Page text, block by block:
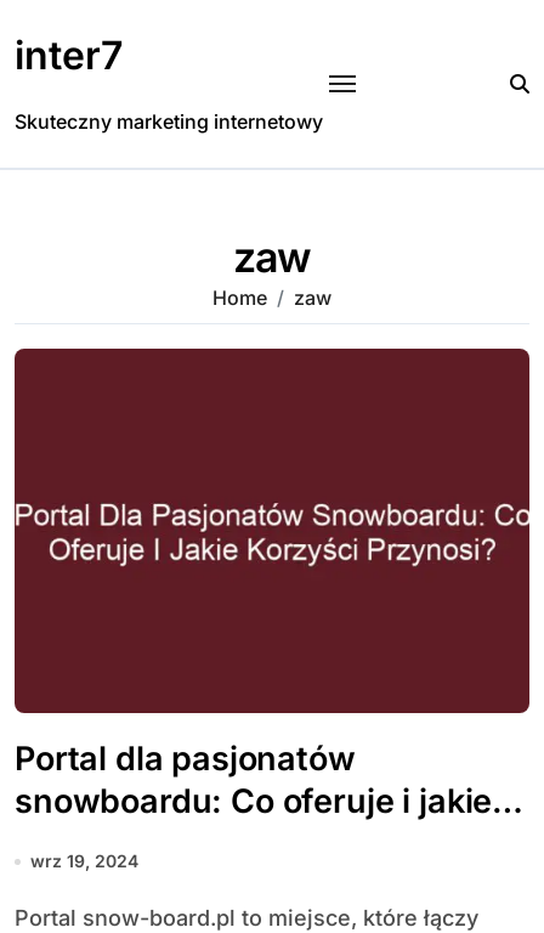
to
content
inter7
Skuteczny marketing internetowy
zaw
Home zaw
Portal dla pasjonatów
snowboardu: Co oferuje i jakie
korzyści przynosi?
wrz 19, 2024
Portal snow-board.pl to miejsce, które łączy